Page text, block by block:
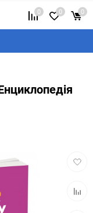
0 0 0
до